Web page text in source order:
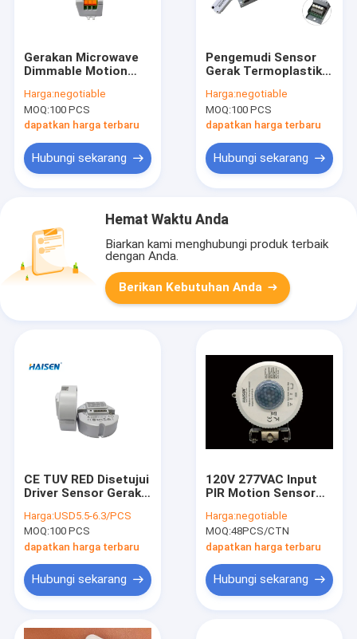
Gerakan Microwave
Dimmable Motion
Antarmuka SYNC
Harga:negotiable
MOQ:100 PCS
dapatkan harga terbaru
Hubungi sekarang
Pengemudi Sensor
Gerak Termoplastik
Jarak Jauh Dapat
diredupkan
Harga:negotiable
MOQ:100 PCS
dapatkan harga terbaru
Hubungi sekarang
Hemat Waktu Anda
Biarkan kami menghubungi produk terbaik
dengan Anda.
Berikan Kebutuhan Anda
CE TUV RED Disetujui
Driver Sensor Gerak
Lampu Langit-Langit
Harga:USD5.5-6.3/PCS
MOQ:100 PCS
dapatkan harga terbaru
Hubungi sekarang
120V 277VAC Input
PIR Motion Sensor
Detektor Gerakan
Harga:negotiable
MOQ:48PCS/CTN
dapatkan harga terbaru
Hubungi sekarang